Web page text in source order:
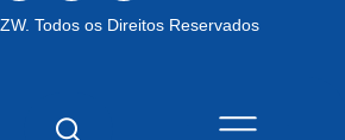
Todos os Direitos Reservados